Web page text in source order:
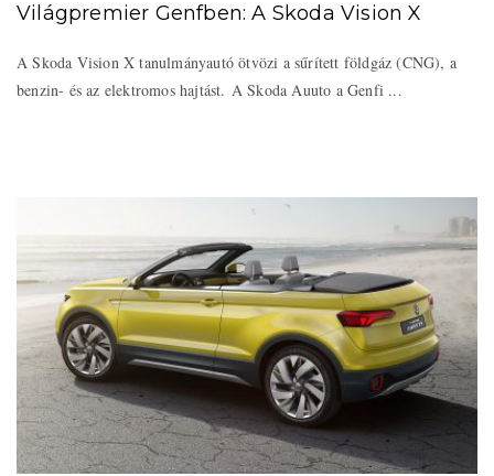
Világpremier Genfben: A Skoda Vision X
A Skoda Vision X tanulmányautó ötvözi a sűrített földgáz (CNG), a
benzin- és az elektromos hajtást. A Skoda Auuto a Genfi ...